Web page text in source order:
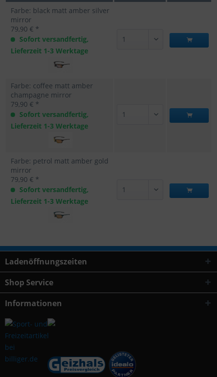
Farbe: black matt amber silver
mirror
79,90 € *
Sofort versandfertig,
Lieferzeit 1-3 Werktage
Farbe: coffee matt amber
champagne mirror
79,90 € *
Sofort versandfertig,
Lieferzeit 1-3 Werktage
Farbe: petrol matt amber gold
mirror
79,90 € *
Sofort versandfertig,
Lieferzeit 1-3 Werktage
Ladenöffnungszeiten
Shop Service
Informationen